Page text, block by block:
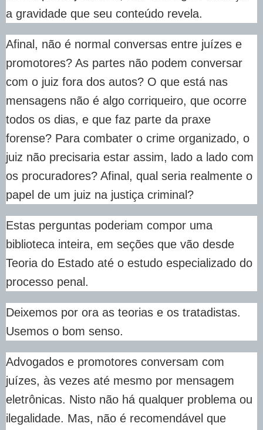
a gravidade que seu conteúdo revela.
Afinal, não é normal conversas entre juízes e
promotores? As partes não podem conversar
com o juiz fora dos autos? O que está nas
mensagens não é algo corriqueiro, que ocorre
todos os dias, e que faz parte da praxe
forense? Para combater o crime organizado, o
juiz não precisaria estar assim, lado a lado com
os procuradores? Afinal, qual seria realmente o
papel de um juiz na justiça criminal?
Estas perguntas poderiam compor uma
biblioteca inteira, em seções que vão desde
Teoria do Estado até o estudo especializado do
processo penal.
Deixemos por ora as teorias e os tratadistas.
Usemos o bom senso.
Advogados e promotores conversam com
juízes, às vezes até mesmo por mensagem
eletrônicas. Nisto não há qualquer problema ou
ilegalidade. Mas, não é recomendável que